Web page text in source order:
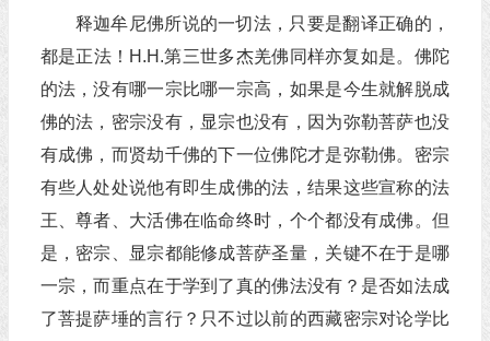
释迦牟尼佛所说的一切法，只要是翻译正确的，
都是正法！H.H.第三世多杰羌佛同样亦复如是。佛陀
的法，没有哪一宗比哪一宗高，如果是今生就解脱成
佛的法，密宗没有，显宗也没有，因为弥勒菩萨也没
有成佛，而贤劫千佛的下一位佛陀才是弥勒佛。密宗
有些人处处说他有即生成佛的法，结果这些宣称的法
王、尊者、大活佛在临命终时，个个都没有成佛。但
是，密宗、显宗都能修成菩萨圣量，关键不在于是哪
一宗，而重点在于学到了真的佛法没有？是否如法成
了菩提萨埵的言行？只不过以前的西藏密宗对论学比